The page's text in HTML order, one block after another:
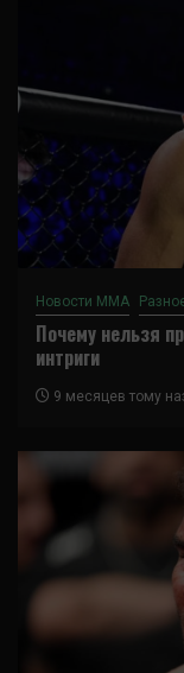
Новости ММА
Почему нельзя
интриги
9 месяцев тому